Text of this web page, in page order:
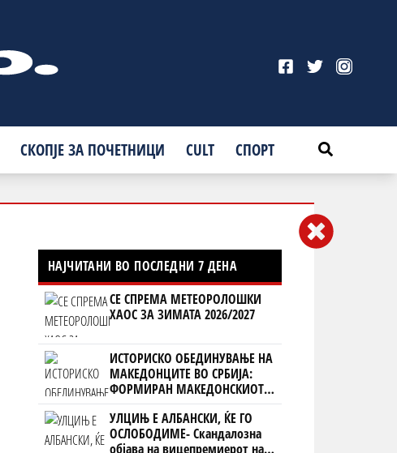
СКОПЈЕ ЗА ПОЧЕТНИЦИ CULT СПОРТ
НАЈЧИТАНИ ВО ПОСЛЕДНИ 7 ДЕНА
СЕ СПРЕМА МЕТЕОРОЛОШКИ
ХАОС ЗА ЗИМАТА 2026/2027
ИСТОРИСКО ОБЕДИНУВАЊЕ НА
МАКЕДОНЦИТЕ ВО СРБИЈА:
ФОРМИРАН МАКЕДОНСКИОТ
НАЦИОНАЛЕН СОЈУЗ
УЛЦИЊ Е АЛБАНСКИ, ЌЕ ГО
ОСЛОБОДИМЕ- Скандалозна
објава на вицепремиерот на